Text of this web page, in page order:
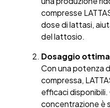
compresse
dose di lattasi,
del lattosio.
Dosaggio
Con una potenza
compressa,
efficaci
concentrazione è